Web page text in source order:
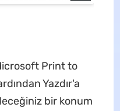
Print to
Yazdır'a
bir konum